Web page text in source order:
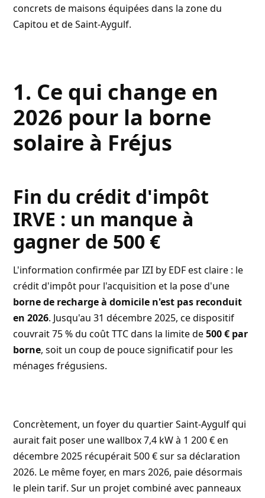
concrets de maisons équipées dans la zone du
Capitou et de Saint-Aygulf.
1. Ce qui change en
2026 pour la borne
solaire à Fréjus
Fin du crédit d'impôt
IRVE : un manque à
gagner de 500 €
L'information confirmée parIZI by EDFest claire : le
crédit d'impôt pour l'acquisition et la pose d'une
borne de recharge à domicile n'est pas reconduit
en 2026. Jusqu'au 31 décembre 2025, ce dispositif
couvrait 75 % du coût TTC dans la limite de500 € par
borne, soit un coup de pouce significatif pour les
ménages frégusiens.
Concrètement, un foyer du quartier Saint-Aygulf qui
aurait fait poser une wallbox 7,4 kW à 1 200 € en
décembre 2025 récupérait 500 € sur sa déclaration
2026. Le même foyer, en mars 2026, paie désormais
le plein tarif. Sur un projet combiné avec panneaux